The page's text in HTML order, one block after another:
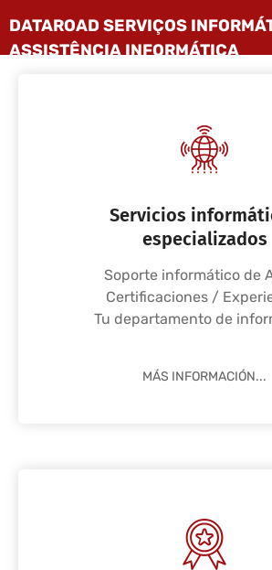
Servicios
especializados
Soporte informático de
Certificaciones /
Tu departamento de
MÁS INFORMACIÓN...